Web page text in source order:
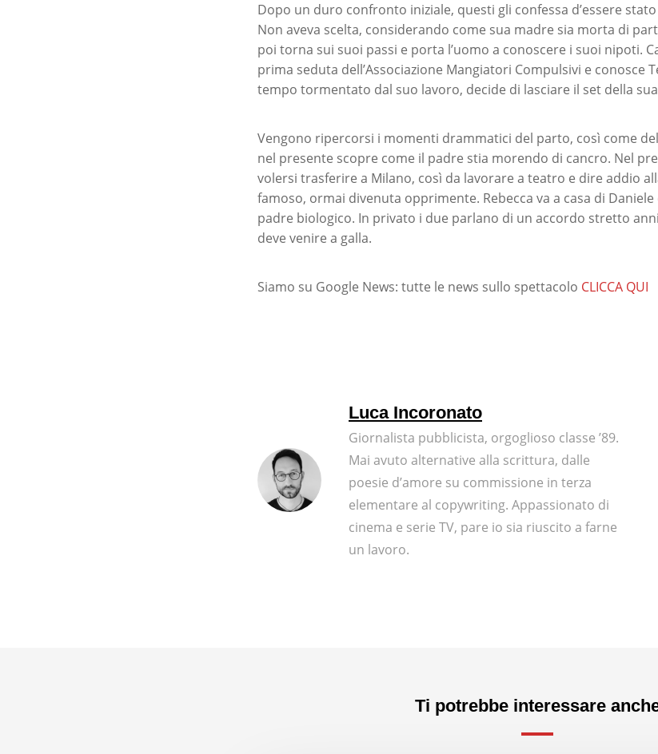
Dopo un duro confronto iniziale, questi gli confessa d’essere
Non aveva scelta, considerando come sua madre sia morta di
poi torna sui suoi passi e porta l’uomo a conoscere i suoi nipoti.
prima seduta dell’Associazione Mangiatori Compulsivi e conosce
tempo tormentato dal suo lavoro, decide di lasciare il set della sua
Vengono ripercorsi i momenti drammatici del parto, così come
nel presente scopre come il padre stia morendo di cancro. Nel
volersi trasferire a Milano, così da lavorare a teatro e dire addio
famoso, ormai divenuta opprimente. Rebecca va a casa di
padre biologico. In privato i due parlano di un accordo stretto
deve venire a galla.
Siamo su Google News: tutte le news sullo spettacolo CLICCA QUI
Luca Incoronato
Giornalista pubblicista, orgoglioso classe ’89.
Mai avuto alternative alla scrittura, dalle
poesie d’amore su commissione in terza
elementare al copywriting. Appassionato di
cinema e serie TV, pare io sia riuscito a farne
un lavoro.
Ti potrebbe interessare